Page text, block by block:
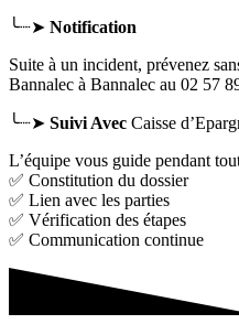
╰┈➤ Notification
Suite à un incident, prévenez
Bannalec à Bannalec au 02 57
╰┈➤ Suivi Avec Caisse
L’équipe vous guide pendant
✅ Constitution du dossier
✅ Lien avec les parties
✅ Vérification des étapes
✅ Communication continue